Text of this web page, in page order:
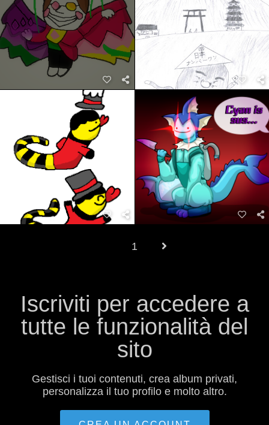
1
Iscriviti per accedere a
tutte le funzionalità del
sito
Gestisci i tuoi contenuti, crea album privati​​,
personalizza il tuo profilo e molto altro.